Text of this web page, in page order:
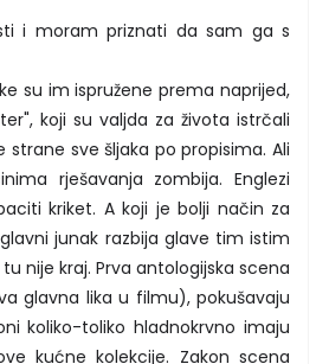
i moram priznati da sam ga s
su im ispružene prema naprijed,
koji su valjda za života istrčali
sve šljaka po propisima. Ali
rješavanja zombija. Englezi
kriket. A koji je bolji način za
junak razbija glave tim istim
nije kraj. Prva antologijska scena
glavna lika u filmu), pokušavaju
koliko-toliko hladnokrvno imaju
kućne kolekcije. Zakon scena